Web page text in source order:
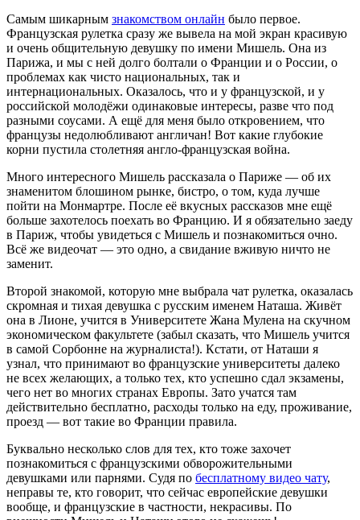
Самым шикарным знакомством онлайн было первое.
Французская рулетка сразу же вывела на мой экран красивую
и очень общительную девушку по имени Мишель. Она из
Парижа, и мы с ней долго болтали о Франции и о России, о
проблемах как чисто национальных, так и
интернациональных. Оказалось, что и у французской, и у
российской молодёжи одинаковые интересы, разве что под
разными соусами. А ещё для меня было откровением, что
французы недолюбливают англичан! Вот какие глубокие
корни пустила столетняя англо-французская война.
Много интересного Мишель рассказала о Париже — об их
знаменитом блошином рынке, бистро, о том, куда лучше
пойти на Монмартре. После её вкусных рассказов мне ещё
больше захотелось поехать во Францию. И я обязательно заеду
в Париж, чтобы увидеться с Мишель и познакомиться очно.
Всё же видеочат — это одно, а свидание вживую ничто не
заменит.
Второй знакомой, которую мне выбрала чат рулетка, оказалась
скромная и тихая девушка с русским именем Наташа. Живёт
она в Лионе, учится в Университете Жана Мулена на скучном
экономическом факультете (забыл сказать, что Мишель учится
в самой Сорбонне на журналиста!). Кстати, от Наташи я
узнал, что принимают во французские университеты далеко
не всех желающих, а только тех, кто успешно сдал экзамены,
чего нет во многих странах Европы. Зато учатся там
действительно бесплатно, расходы только на еду, проживание,
проезд — вот такие во Франции правила.
Буквально несколько слов для тех, кто тоже захочет
познакомиться с французскими обворожительными
девушками или парнями. Судя по бесплатному видео чату,
неправы те, кто говорит, что сейчас европейские девушки
вообще, и французские в частности, некрасивы. По